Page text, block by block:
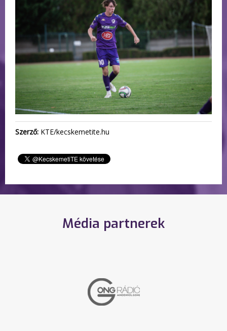
Szerző: KTE/kecskemetite.hu
Média partnerek